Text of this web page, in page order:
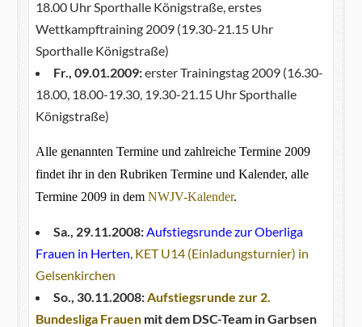
18.00 Uhr Sporthalle Königstraße, erstes
Wettkampftraining 2009 (19.30-21.15 Uhr
Sporthalle Königstraße)
Fr., 09.01.2009:erster Trainingstag 2009 (16.30-
18.00, 18.00-19.30, 19.30-21.15 Uhr Sporthalle
Königstraße)
Alle genannten Termine und zahlreiche Termine 2009
findet ihr in den Rubriken Termine und Kalender, alle
Termine 2009 in dem NWJV-Kalender.
Sa., 29.11.2008: Aufstiegsrunde zur Oberliga
Frauen in Herten KET U14 (Einladungsturnier) in
Gelsenkirchen
So., 30.11.2008: Aufstiegsrunde zur 2.
Bundesliga Frauenmit dem DSC-Team in Garbsen